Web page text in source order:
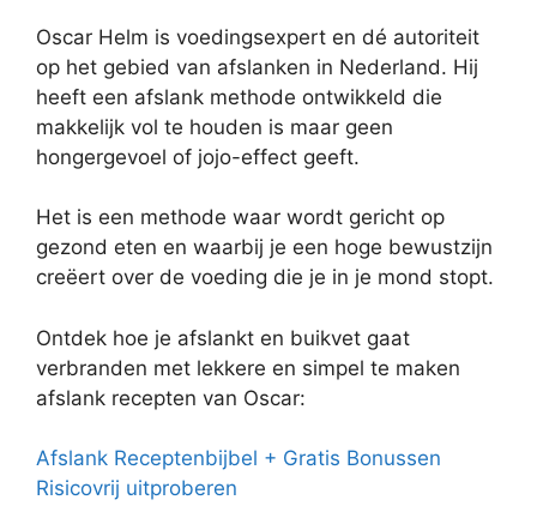
Oscar Helm is voedingsexpert en dé autoriteit
op het gebied van afslanken in Nederland. Hij
heeft een afslank methode ontwikkeld die
makkelijk vol te houden is maar geen
hongergevoel of jojo-effect geeft.
Het is een methode waar wordt gericht op
gezond eten en waarbij je een hoge bewustzijn
creëert over de voeding die je in je mond stopt.
Ontdek hoe je afslankt en buikvet gaat
verbranden met lekkere en simpel te maken
afslank recepten van Oscar:
Afslank Receptenbijbel + Gratis Bonussen
Risicovrij uitproberen